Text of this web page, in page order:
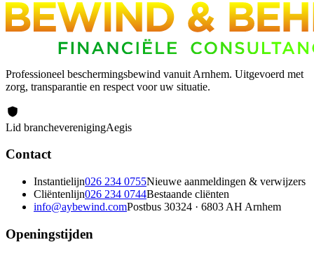
Professioneel beschermingsbewind vanuit Arnhem. Uitgevoerd met
zorg, transparantie en respect voor uw situatie.
Lid brancheverenigingAegis
Contact
Instantielijn026 234 0755Nieuwe aanmeldingen & verwijzers
Cliëntenlijn026 234 0744Bestaande cliënten
info@aybewind.comPostbus 30324 · 6803 AH Arnhem
Openingstijden